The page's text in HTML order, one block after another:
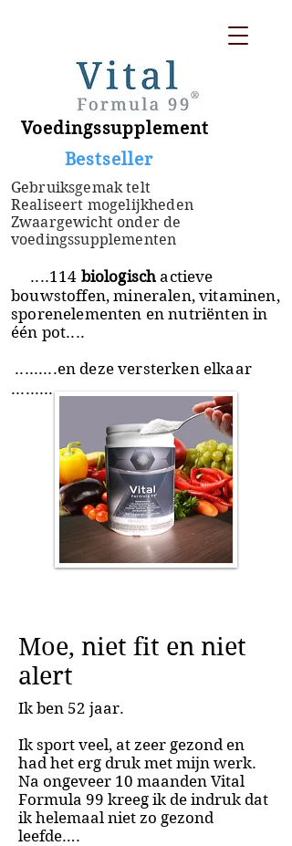
Voedingssupplement
​ Bestseller
Gebruiksgemak telt
Realiseert mogelijkheden
Zwaargewicht onder de
voedingssupplementen
....114 biologischactieve
bouwstoffen, mineralen, vitaminen,
sporenelementen en nutriënten in
één pot....
.........en deze versterken elkaar
.........
Moe, niet fit en niet
alert
Ik ben 52 jaar.
Ik sport veel, at zeer gezond en
had het erg druk met mijn werk.
Na ongeveer 10 maanden Vital
Formula 99 kreeg ik de indruk dat
ik helemaal niet zo gezond
leefde….